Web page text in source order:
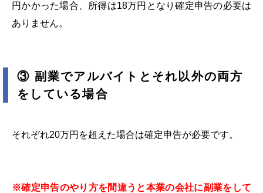
円かかった場合、所得は18万円となり確定申告の必要は
ありません。
③ 副業でアルバイトとそれ以外の両方
をしている場合
それぞれ20万円を超えた場合は確定申告が必要です。
※確定申告のやり方を間違うと本業の会社に副業をして